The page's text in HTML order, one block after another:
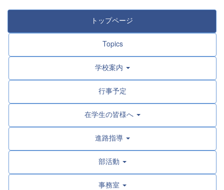
トップページ
Topics
学校案内
行事予定
在学生の皆様へ
進路指導
部活動
事務室